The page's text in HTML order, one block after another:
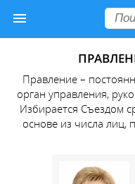
Правление –
орган управления,
Избирается Съездом
основе из числа лиц,